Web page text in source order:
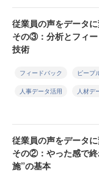
従業員の声をデータ
その③：分析とフィ
技術
フィードバック ピープ
人事データ活用 人材デ
従業員の声をデータ
その②：やった感で
施”の基本